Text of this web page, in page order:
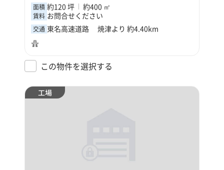
面積 約120 坪 約400 ㎡
賃料 お問合せください
交通 東名高速道路 焼津より 約4.40km
この物件を選択する
工場